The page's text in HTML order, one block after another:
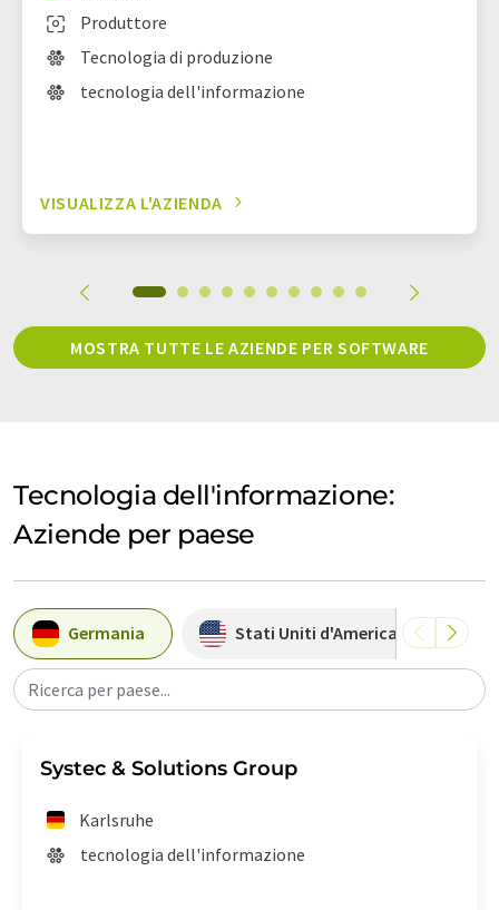
Produttore
Tecnologia di produzione
tecnologia dell'informazione
VISUALIZZA L'AZIENDA
MOSTRA TUTTE LE AZIENDE PER SOFTWARE
Tecnologia dell'informazione:
Aziende per paese
Germania Stati Uniti d'America
Ricerca per paese...
Systec & Solutions Group
Karlsruhe
tecnologia dell'informazione